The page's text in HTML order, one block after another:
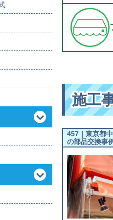
施工
457｜東京都
の部品交換事